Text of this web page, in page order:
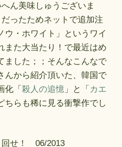
ん美味しゅうございま
ったためネットで追加注
ウ・ホワイト」というワイ
また大当たり！で最近はめ
ました；；そんなこんなで
んから紹介頂いた、韓国で
化「殺人の追憶 」と「 カエ
ちらも稀に見る衝撃作でし
せ！ 06/2013